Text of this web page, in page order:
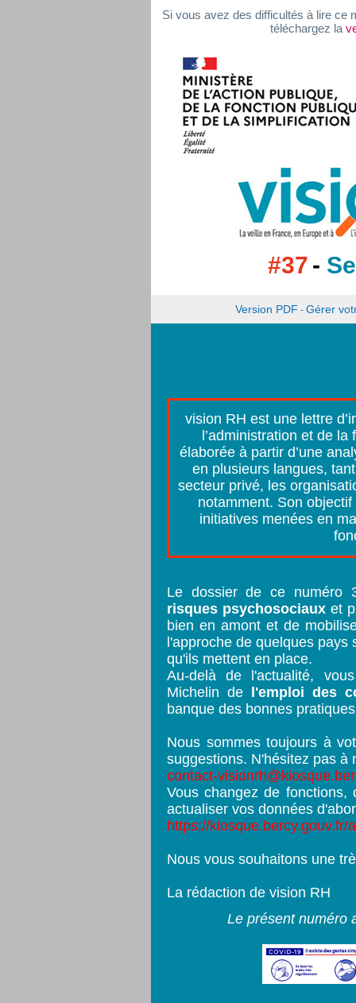
Si vous avez des difficultés à lire ce
téléchargez la
#37 -
Version PDF - Gérer
vision RH est une lettre
l’administration et de
élaborée à partir d’une
en plusieurs langues,
secteur privé, les
notamment. Son
initiatives menées en
Le dossier de ce
risques psychosociaux et
bien en amont et de
l'approche de quelques pays
qu'ils mettent en place.
Au-delà de l'actualité,
Michelin de l'emploi des
banque des bonnes
Nous sommes toujours à
suggestions. N'hésitez pas à
contact-
Vous changez de
actualiser vos données
https://kiosque.bercy.gouv.fr/
Nous vous souhaitons une
La rédaction de vision RH
Le présent numéro